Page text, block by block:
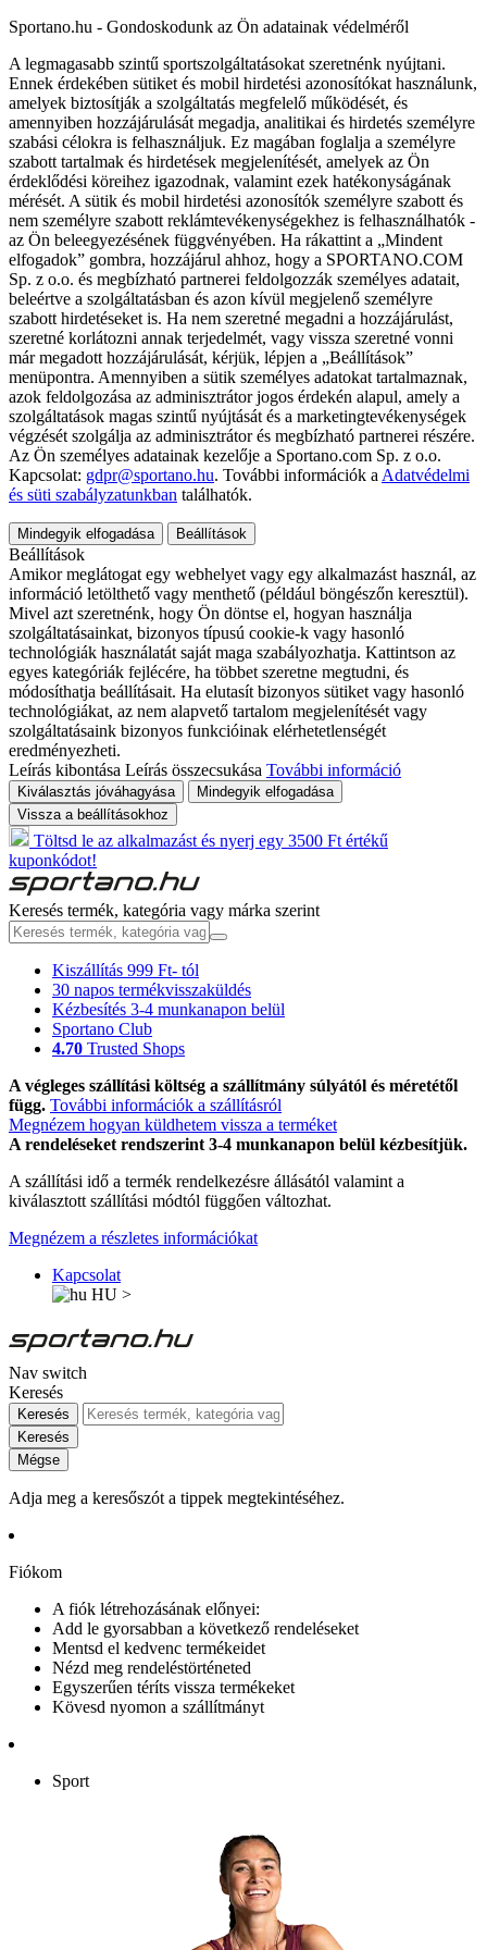
Sportano.hu - Gondoskodunk az Ön adatainak védelméről
A legmagasabb szintű sportszolgáltatásokat szeretnénk nyújtani.
Ennek érdekében sütiket és mobil hirdetési azonosítókat használunk,
amelyek biztosítják a szolgáltatás megfelelő működését, és
amennyiben hozzájárulását megadja, analitikai és hirdetés személyre
szabási célokra is felhasználjuk. Ez magában foglalja a személyre
szabott tartalmak és hirdetések megjelenítését, amelyek az Ön
érdeklődési köreihez igazodnak, valamint ezek hatékonyságának
mérését. A sütik és mobil hirdetési azonosítók személyre szabott és
nem személyre szabott reklámtevékenységekhez is felhasználhatók -
az Ön beleegyezésének függvényében. Ha rákattint a „Mindent
elfogadok” gombra, hozzájárul ahhoz, hogy a SPORTANO.COM
Sp. z o.o. és megbízható partnerei feldolgozzák személyes adatait,
beleértve a szolgáltatásban és azon kívül megjelenő személyre
szabott hirdetéseket is. Ha nem szeretné megadni a hozzájárulást,
szeretné korlátozni annak terjedelmét, vagy vissza szeretné vonni
már megadott hozzájárulását, kérjük, lépjen a „Beállítások”
menüpontra. Amennyiben a sütik személyes adatokat tartalmaznak,
azok feldolgozása az adminisztrátor jogos érdekén alapul, amely a
szolgáltatások magas szintű nyújtását és a marketingtevékenységek
végzését szolgálja az adminisztrátor és megbízható partnerei részére.
Az Ön személyes adatainak kezelője a Sportano.com Sp. z o.o.
Kapcsolat: gdpr@sportano.hu. További információk a Adatvédelmi
és süti szabályzatunkban találhatók.
Mindegyik elfogadása Beállítások
Beállítások
Amikor meglátogat egy webhelyet vagy egy alkalmazást használ, az
információ letölthető vagy menthető (például böngészőn keresztül).
Mivel azt szeretnénk, hogy Ön döntse el, hogyan használja
szolgáltatásainkat, bizonyos típusú cookie-k vagy hasonló
technológiák használatát saját maga szabályozhatja. Kattintson az
egyes kategóriák fejlécére, ha többet szeretne megtudni, és
módosíthatja beállításait. Ha elutasít bizonyos sütiket vagy hasonló
technológiákat, az nem alapvető tartalom megjelenítését vagy
szolgáltatásaink bizonyos funkcióinak elérhetetlenségét
eredményezheti.
Leírás kibontása Leírás összecsukása További információ
Kiválasztás jóváhagyása
Mindegyik elfogadása
Vissza a beállításokhoz
Töltsd le az alkalmazást és nyerj egy 3500 Ft értékű
kuponkódot!
Keresés termék, kategória vagy márka szerint
Kiszállítás 999 Ft- tól
30 napos termékvisszaküldés
Kézbesítés 3-4 munkanapon belül
Sportano Club
4.70 Trusted Shops
A végleges szállítási költség a szállítmány súlyától és méretétől
függ. További információk a szállításról
Megnézem hogyan küldhetem vissza a terméket
A rendeléseket rendszerint 3-4 munkanapon belül kézbesítjük.
A szállítási idő a termék rendelkezésre állásától valamint a
kiválasztott szállítási módtól függően változhat.
Megnézem a részletes információkat
Kapcsolat
HU >
Nav switch
Keresés
Keresés
Keresés
Mégse
Adja meg a keresőszót a tippek megtekintéséhez.
Fiókom
A fiók létrehozásának előnyei:
Add le gyorsabban a következő rendeléseket
Mentsd el kedvenc termékeidet
Nézd meg rendeléstörténeted
Egyszerűen téríts vissza termékeket
Kövesd nyomon a szállítmányt
Sport